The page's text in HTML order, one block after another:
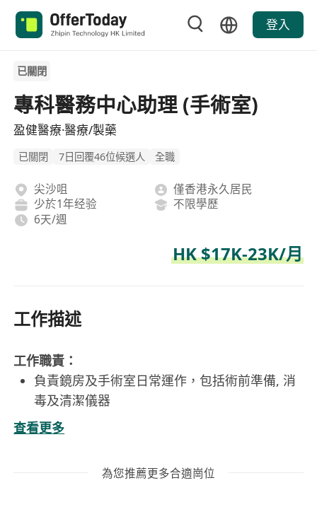
登入
已關閉
專科醫務中心助理 (手術室)
盈健醫療·醫療/製藥
已關閉 7日回覆46位候選人 全職
尖沙咀
僅香港永久居民
少於1年经验
不限學歷
6天/週
HK $17K-23K/月
工作描述
工作職責：
負責鏡房及手術室日常運作，包括術前準備, 消
毒及清潔儀器
協助醫生完成手術
一般文書工作, 例如醫療卡處理, 保險申索, 處理
查看更多
為您推薦更多合適崗位